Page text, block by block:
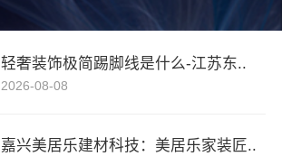
轻奢装饰极简踢脚线是什么-江苏东..
2026-08-08
嘉兴美居乐建材科技：美居乐家装匠..